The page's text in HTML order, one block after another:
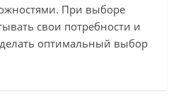
При выборе
свои потребности и
оптимальный выбор